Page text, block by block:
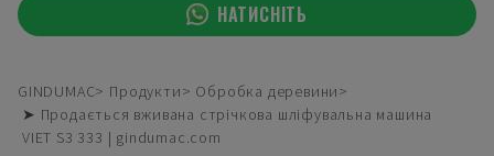
НАТИСНІТЬ
GINDUMAC Продукти
Обробка деревини
➤ Продається вживана стрічкова шліфувальна машина
VIET S3 333 | gindumac.com